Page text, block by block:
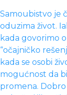
Samoubistvo je
oduzima život.
kada govorimo
“očajničko
kada se osobi
mogućnost da
promena.